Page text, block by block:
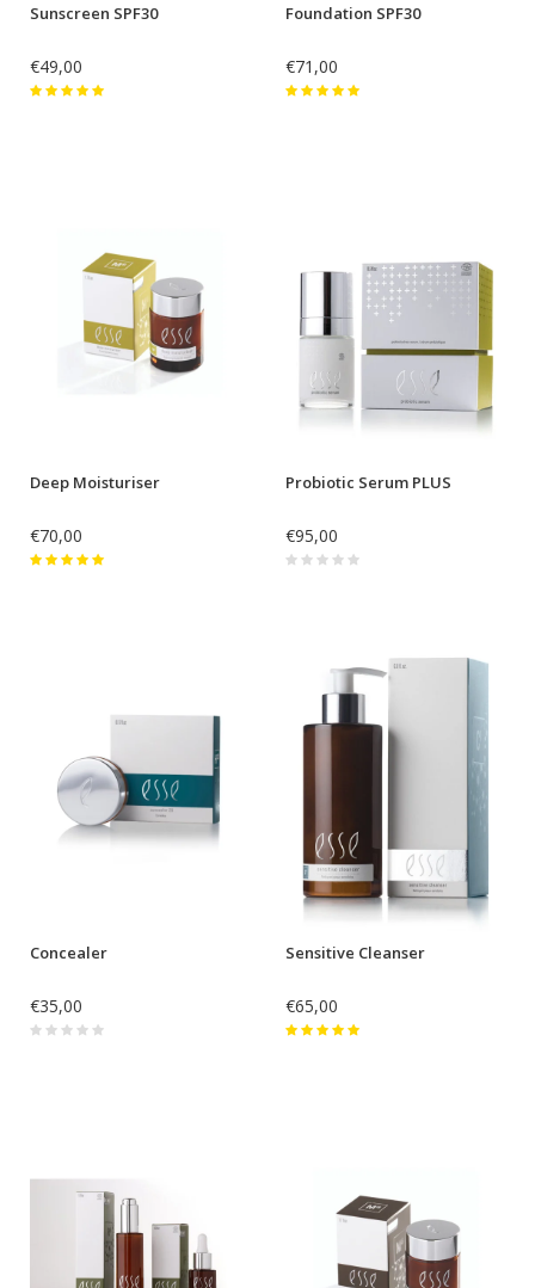
Sunscreen SPF30
€49,00
Foundation SPF30
€71,00
Deep Moisturiser
€70,00
Probiotic Serum PLUS
€95,00
Concealer
€35,00
Sensitive Cleanser
€65,00